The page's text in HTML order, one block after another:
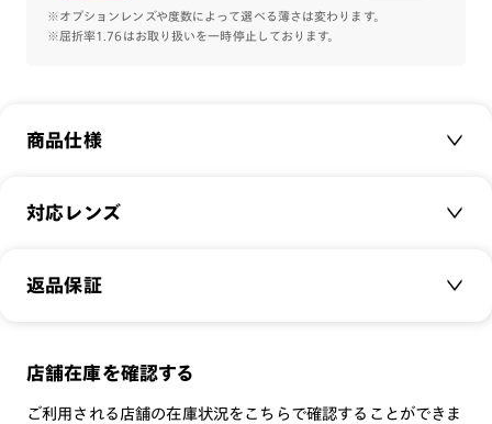
通常のマットだとつや消し感が強すぎるため、つや消しの度合
いを調節し、絶妙なやさしさのある塗装に仕上げています。
鼻盛りも、基準を見直し、よりフレームに馴染むようデザイン
自然なかけ心地で、正面から見ても目立ちにくく、すっきりし
た印象です。
あらゆる部分に気を配った究極の普遍的なメガネ。
※オプションレンズや度数によって選べる薄さは変わります。
※屈折率1.76はお取り扱いを一時停止しております。
商品仕様
商品名：
サイズ：
シリーズ： DESIGN
性別： UNISEX
対応レンズ
クリアレンズ（常用・老眼鏡用）
JINS SCREEN
返品保証
メガネの度数が合わなくなっても、
店舗在庫を確認する
ご利用される店舗の在庫状況をこちらで確認することができま